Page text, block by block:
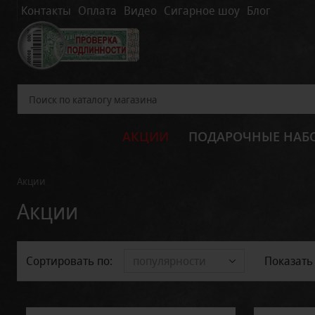
Контакты Оплата Видео Сигарное шоу Блог
АКЦИИ ПОДАРОЧНЫЕ
Акции
Акции
Сортировать по: